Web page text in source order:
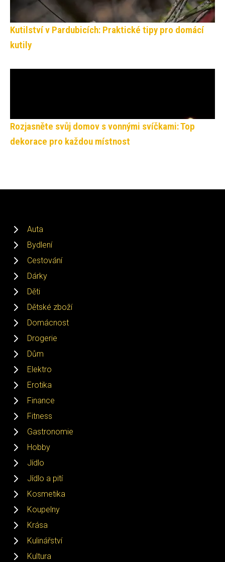
Kutilství v Pardubicích: Praktické tipy pro domácí
kutily
Rozjasněte svůj domov s vonnými svíčkami: Top
dekorace pro každou místnost
Auta
Bydlení
Cestování
Dárky
Děti
Dětské zboží
Domácnost
Drogerie
Dům
Elektro
Erotika
Finance
Fitness
Gastronomie
Hobby
Jídlo
Jídlo a pití
Kosmetika
Koupelny
Krása
Kulinářství
Kultura